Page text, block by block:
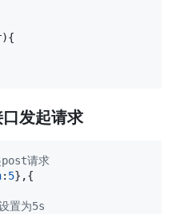
){
发起请求
请求
: 5} ,{
置为5s